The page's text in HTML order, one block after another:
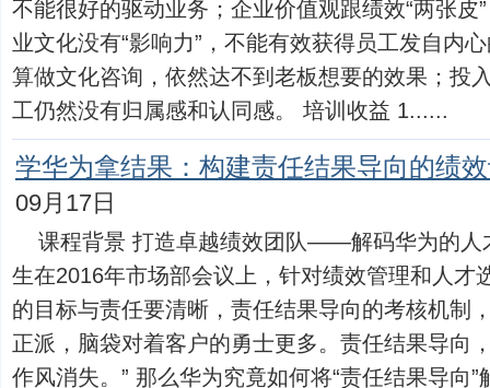
不能很好的驱动业务；企业价值观跟绩效“两张皮
业文化没有“影响力”，不能有效获得员工发自内
算做文化咨询，依然达不到老板想要的效果；投
工仍然没有归属感和认同感。 培训收益 1......
学华为拿结果：构建责任结果导向的绩
09月17日
课程背景 打造卓越绩效团队——解码华为的人
生在2016年市场部会议上，针对绩效管理和人才
的目标与责任要清晰，责任结果导向的考核机制
正派，脑袋对着客户的勇士更多。责任结果导向
作风消失。” 那么华为究竟如何将“责任结果导向